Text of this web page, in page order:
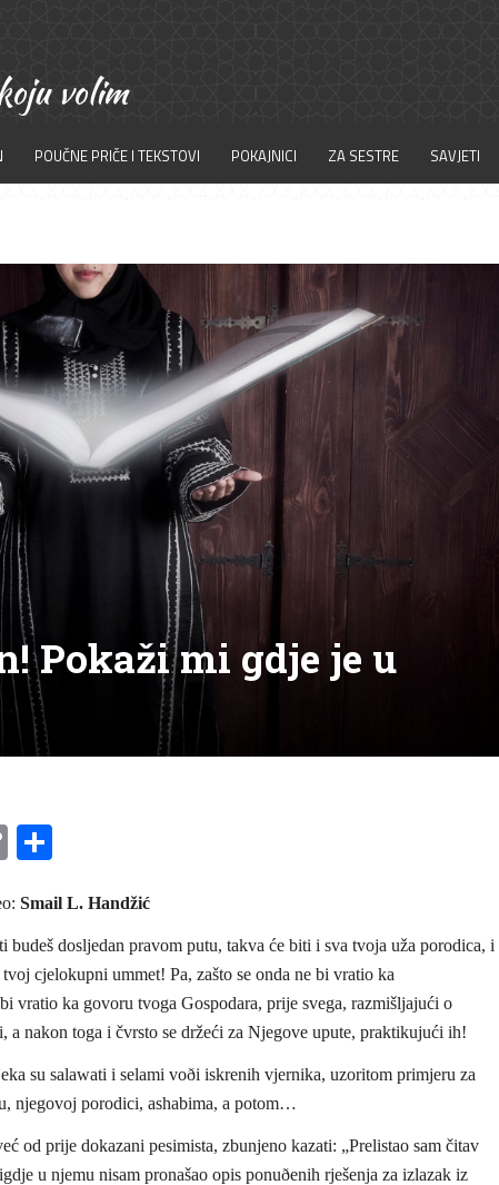
POUČNE PRIČE I TEKSTOVI POKAJNICI ZA SESTRE SAVJETI
Pokaži mi gdje je u
CopyShare
Smail L. Handžić
budeš dosljedan pravom putu, takva će biti i sva tvoja uža porodica, i
cjelokupni ummet! Pa, zašto se onda ne bi vratio ka
vratio ka govoru tvoga Gospodara, prije svega, razmišljajući o
nakon toga i čvrsto se držeći za Njegove upute, praktikujući ih!
su salawati i selami voði iskrenih vjernika, uzoritom primjeru za
njegovoj porodici, ashabima, a potom…
od prije dokazani pesimista, zbunjeno kazati: „Prelistao sam čitav
u njemu nisam pronašao opis ponuðenih rješenja za izlazak iz